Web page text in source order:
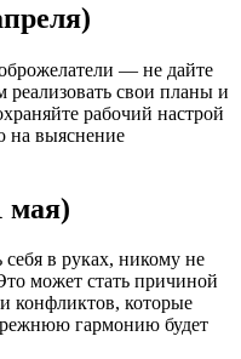
— не дайте
свои планы и
рабочий настрой
на выяснение
мая)
себя в руках, никому не
может стать причиной
конфликтов, которые
гармонию будет